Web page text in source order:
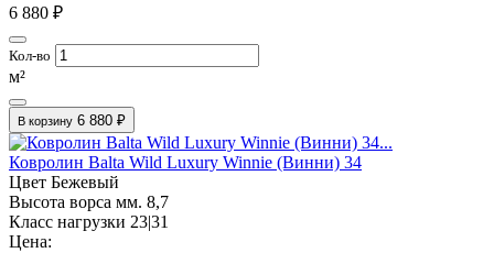
6 880 ₽
Кол-во
м²
В корзину 6 880 ₽
Ковролин Balta Wild Luxury Winnie (Винни) 34
Цвет Бежевый
Высота ворса мм. 8,7
Класс нагрузки 23|31
Цена: